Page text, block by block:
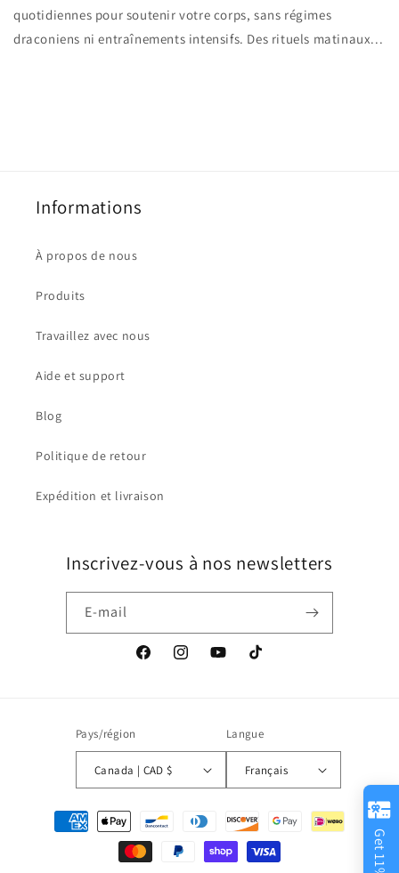
quotidiennes pour soutenir votre corps, sans régimes
draconiens ni entraînements intensifs. Des rituels matinaux...
Informations
À propos de nous
Produits
Travaillez avec nous
Aide et support
Blog
Politique de retour
Expédition et livraison
Inscrivez-vous à nos newsletters
E-mail
FacebookInstagramYouTubeTikTok
Pays/région
Canada | CAD $
Langue
Français
Moyens